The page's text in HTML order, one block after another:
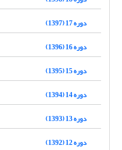
دوره 17 (1397)
دوره 16 (1396)
دوره 15 (1395)
دوره 14 (1394)
دوره 13 (1393)
دوره 12 (1392)